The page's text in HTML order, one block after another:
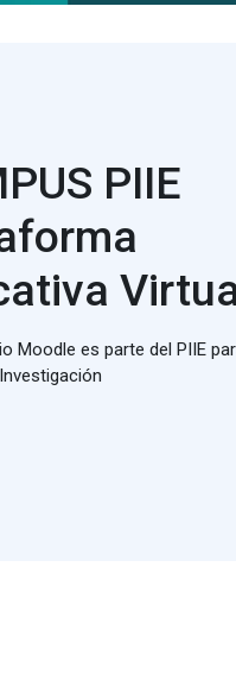
PIIE
Moodle es parte del PIIE